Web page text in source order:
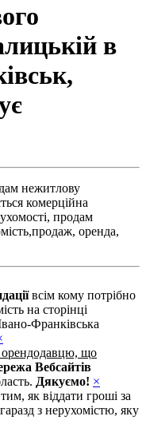
в
нежитлову
комерційна
продам
продаж, оренда,
всім кому потрібно
на сторінці
Франківська
що
Вебсайтів
Дякуємо! ×
як віддати гроші за
з нерухомістю, яку